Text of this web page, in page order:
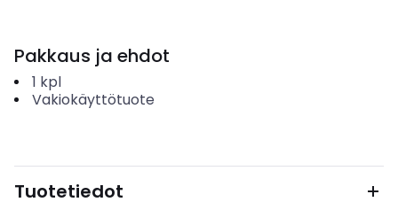
Pakkaus ja ehdot
1 kpl
Vakiokäyttötuote
Tuotetiedot